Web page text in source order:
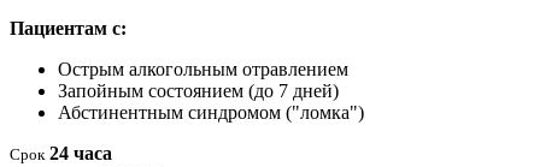
Пациентам с:
Острым алкогольным отравлением
Запойным состоянием (до 7 дней)
Абстинентным синдромом ("ломка")
Срок 24 часа